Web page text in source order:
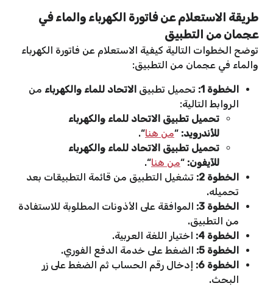
طريقة الاستعلام عن فاتورة الكهرباء والماء في
عجمان من التطبيق
توضح الخطوات التالية كيفية الاستعلام عن فاتورة الكهرباء
والماء في عجمان من التطبيق:
الخطوة 1: تحميل تطبيق الاتحاد للماء والكهرباء من
الروابط التالية:
تحميل تطبيق الاتحاد للماء والكهرباء
للأندرويد: “من هنا“.
تحميل تطبيق الاتحاد للماء والكهرباء
للآيفون: “من هنا“.
الخطوة 2:
تشغيل التطبيق من قائمة التطبيقات بعد
تحميله.
الخطوة 3:
الموافقة على الأذونات المطلوبة للاستفادة
من التطبيق.
الخطوة 4:
اختيار اللغة العربية.
الخطوة 5:
الضغط على خدمة الدفع الفوري.
الخطوة 6:
إدخال رقم الحساب ثم الضغط على زر
البحث.